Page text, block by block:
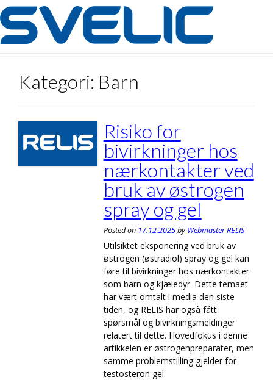
Skip
to
content
Kategori: Barn
Risiko for
bivirkninger hos
nærkontakter ved
bruk av østrogen
spray og gel
Posted on 17.12.2025byWebmaster RELIS
Utilsiktet eksponering ved bruk av
østrogen (østradiol) spray og gel kan
føre til bivirkninger hos nærkontakter
som barn og kjæledyr. Dette temaet
har vært omtalt i media den siste
tiden, og RELIS har også fått
spørsmål og bivirkningsmeldinger
relatert til dette. Hovedfokus i denne
artikkelen er østrogenpreparater, men
samme problemstilling gjelder for
testosteron gel.